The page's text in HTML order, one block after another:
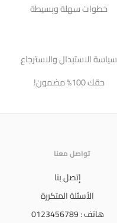
خطوات سهلة وبسيطة
سياسة الاستبدال والاسترجاع
حقك 100% مضمون!
تواصل معنا
إتصل بنا
الأسئلة المتكررة
هاتف : 0123456789